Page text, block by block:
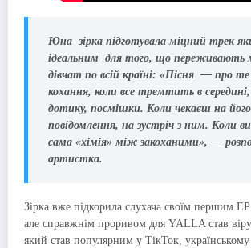
Юна зірка підготувала міцний трек
ідеальним для того, що переживають
дівчат по всій країні: «Пісня — про те
кохання, коли все тремтить в середині,
дотику, посмішки. Коли чекаєш на його
повідомлення, на зустріч з ним. Коли
сама «хімія» між закоханими», —
артистка.
Зірка вже підкорила слухача своїм першим
але справжнім проривом для YALLA став
який став популярним у ТікТок, українському